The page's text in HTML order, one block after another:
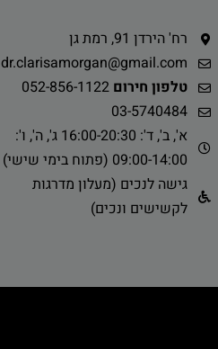
רח' הירדן 91, רמת גן
dr.clarisamorgan@gmail.com
טלפון חירום 052-856-1122
03-5740484
א', ב', ד': 16:00-20:30 ג', ה', ו':
09:00-14:00 (פתוח בימי שישי)
גישה לנכים (מעלון מדרגות
לקשישים ונכים)